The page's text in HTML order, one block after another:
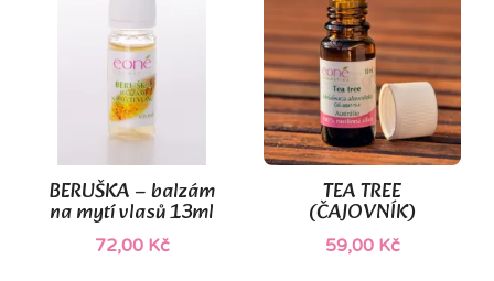
BERUŠKA – balzám
na mytí vlasů 13ml
72,00 Kč
TEA TREE
(ČAJOVNÍK)
59,00 Kč